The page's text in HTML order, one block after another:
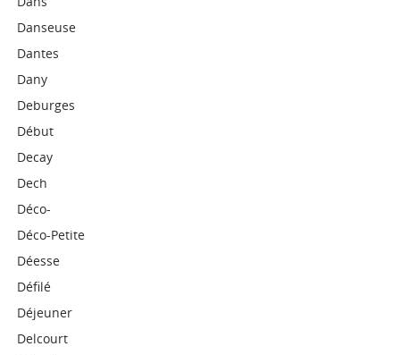
Danseuse
Dantes
Dany
Deburges
Début
Decay
Dech
Déco-
Déco-Petite
Déesse
Défilé
Déjeuner
Delcourt